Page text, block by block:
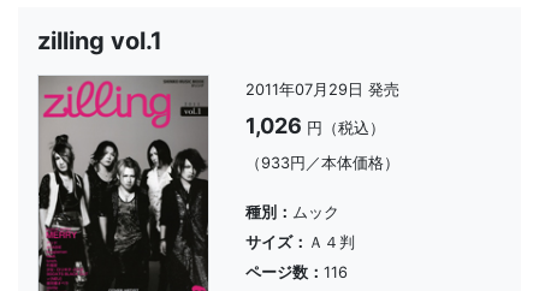
zilling vol.1
2011年07月29日 発売
1,026 円（税込）
（933円／本体価格）
種別：ムック
サイズ： Ａ４判
ページ数：116